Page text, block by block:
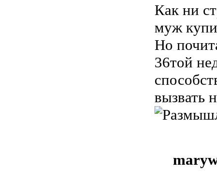
Как ни
муж
Но
36той
вызвать